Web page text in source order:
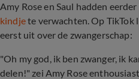
Amy Rose en Saul hadden
kindjete verwachten. Op TikTok
eerst uit over de zwangerschap:
"Oh my god, ik ben zwanger, ik
delen!" zei Amy Rose